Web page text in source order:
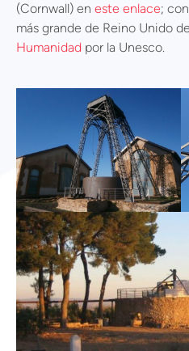
(Cornwall) en este enlace;
más grande de Reino Unido
Humanidad por la Unesco.